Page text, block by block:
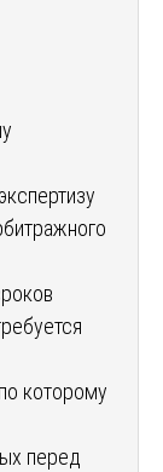
которому
перед